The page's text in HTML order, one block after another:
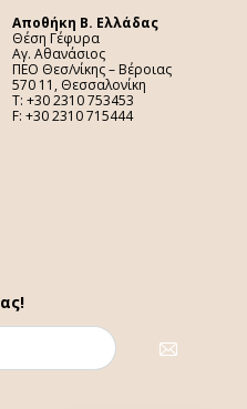
Aποθήκη Β. Ελλάδας
Θέση Γέφυρα
Αγ. Αθανάσιος
ΠΕΟ Θεσ/νίκης – Βέροιας
570 11, Θεσσαλονίκη
Τ: +30 2310 753453
F: +30 2310 715444